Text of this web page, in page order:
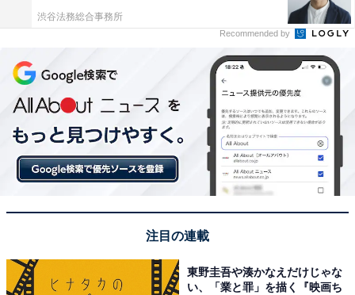
渋谷法務総合事務所
Recommended by
注目の連載
東野圭吾や湊かなえだけじゃな
い、「業と罪」を描く『映画ち